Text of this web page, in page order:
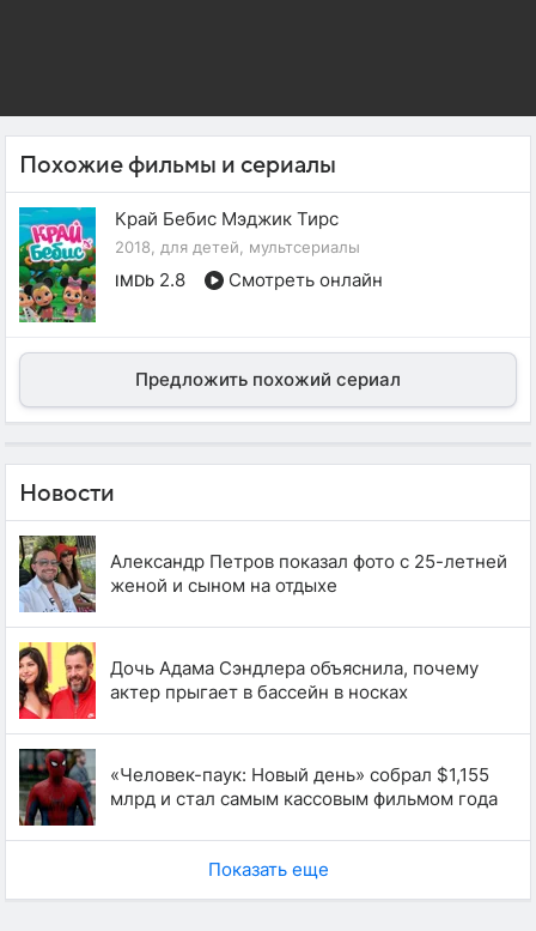
Похожие фильмы и сериалы
Край Бебис Мэджик Тирс
2018, для детей, мультсериалы
IMDb 2.8 Смотреть онлайн
Предложить похожий сериал
Новости
Александр Петров показал фото с 25-летней
женой и сыном на отдыхе
Дочь Адама Сэндлера объяснила, почему
актер прыгает в бассейн в носках
«Человек-паук: Новый день» собрал $1,155
млрд и стал самым кассовым фильмом года
Показать еще